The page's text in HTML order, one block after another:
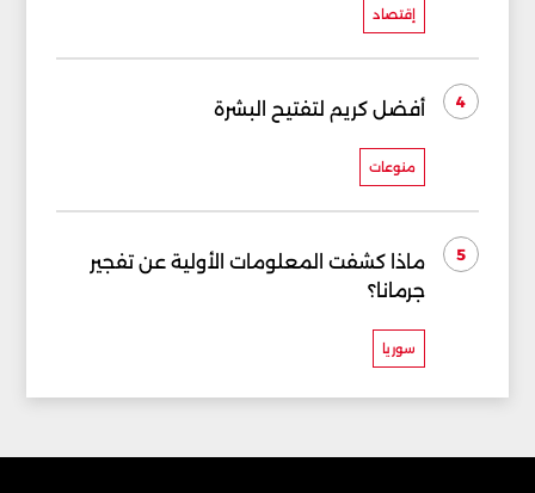
إقتصاد
4 أفضل كريم لتفتيح البشرة
منوعات
5
ماذا كشفت المعلومات الأولية عن تفجير
جرمانا؟
سوريا